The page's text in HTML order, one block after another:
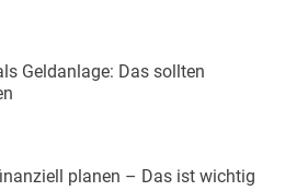
Geldanlage: Das sollten
planen – Das ist wichtig